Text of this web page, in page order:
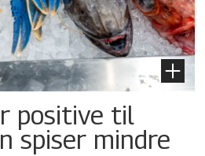
positive til
spiser mindre